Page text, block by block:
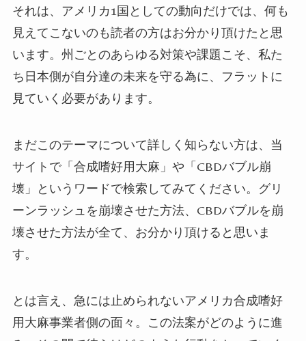
それは、アメリカ1 国としての動向だけでは、何も
見えてこないのも読者の方はお分かり頂けたと思
います。 州ごとのあらゆる対策や課題こそ、私た
ち日本側が自分達の未来を守る為に、フラットに
見ていく必要があります。
まだこのテーマについて詳しく知らない方は、当
サイトで「合成嗜好用大麻」や「CBDバブル崩
壊」というワードで検索してみてください。 グリ
ーンラッシュを崩壊させた方法、 CBDバブルを崩
壊させた方法が全て、お分かり頂けると思いま
す。
とは言え、急には止められないアメリカ合成嗜好
用大麻事業者側の面々。この法案がどのように進